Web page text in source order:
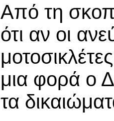
Από τη
ότι αν οι
μια φορά ο
τα